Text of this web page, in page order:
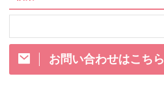
お問い合わせはこちら